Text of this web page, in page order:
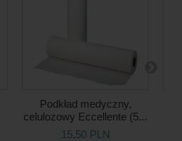
Podkład medyczny,
celulozowy Eccellente (5...
15,50 PLN